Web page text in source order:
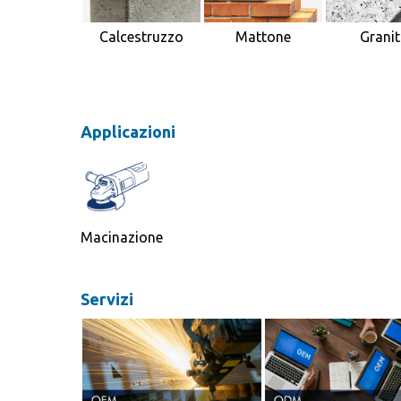
Calcestruzzo Mattone
Applicazioni
Macinazione
Servizi